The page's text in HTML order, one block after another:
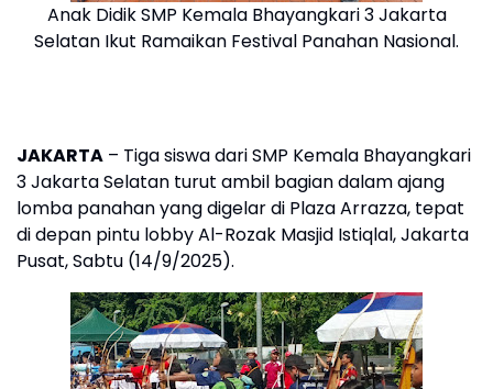
Anak Didik SMP Kemala Bhayangkari 3 Jakarta
Selatan Ikut Ramaikan Festival Panahan Nasional.
JAKARTA – Tiga siswa dari SMP Kemala Bhayangkari
3 Jakarta Selatan turut ambil bagian dalam ajang
lomba panahan yang digelar di Plaza Arrazza, tepat
di depan pintu lobby Al-Rozak Masjid Istiqlal, Jakarta
Pusat, Sabtu (14/9/2025).